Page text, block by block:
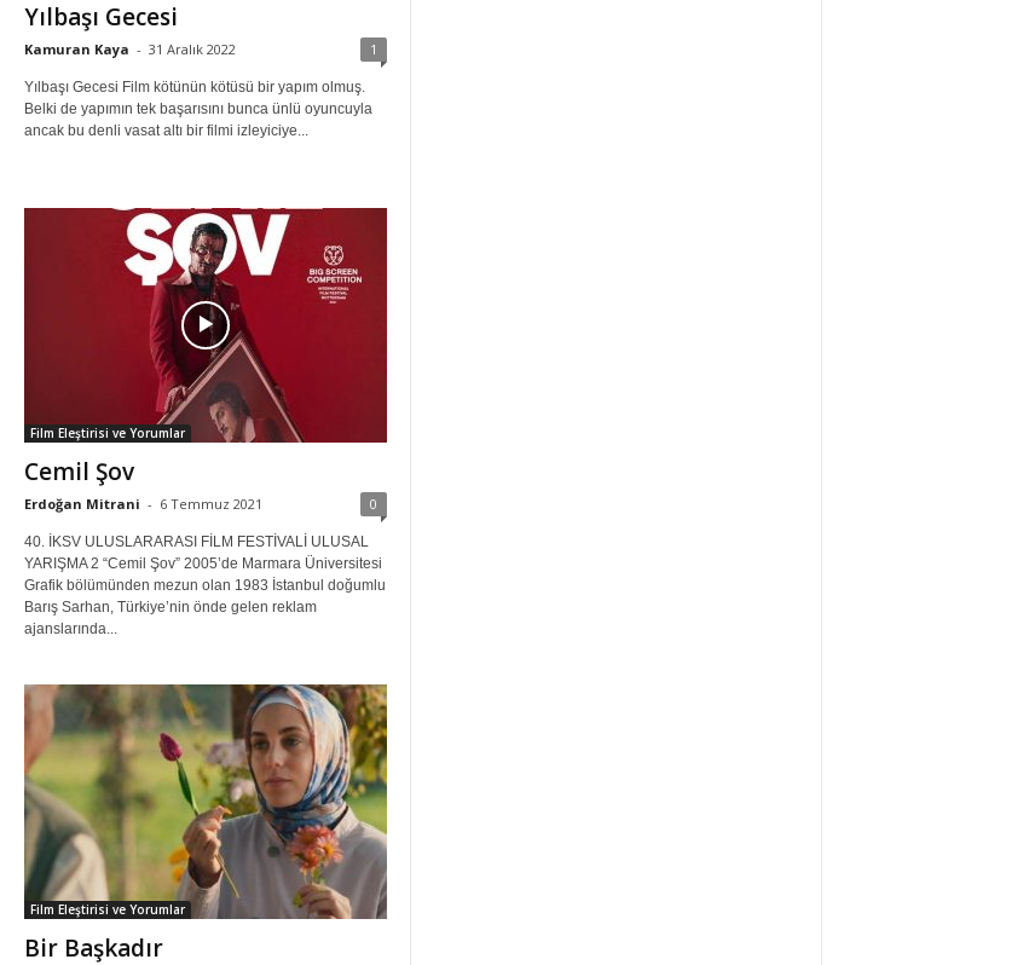
Yılbaşı Gecesi
Kamuran Kaya - 31 Aralık 2022 1
Yılbaşı Gecesi Film kötünün kötüsü bir yapım olmuş.
Belki de yapımın tek başarısını bunca ünlü oyuncuyla
ancak bu denli vasat altı bir filmi izleyiciye...
Film Eleştirisi ve Yorumlar
Cemil Şov
Erdoğan Mitrani - 6 Temmuz 2021 0
40. İKSV ULUSLARARASI FİLM FESTİVALİ ULUSAL
YARIŞMA 2 “Cemil Şov” 2005’de Marmara Üniversitesi
Grafik bölümünden mezun olan 1983 İstanbul doğumlu
Barış Sarhan, Türkiye’nin önde gelen reklam
ajanslarında...
Film Eleştirisi ve Yorumlar
Bir Başkadır